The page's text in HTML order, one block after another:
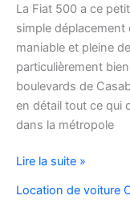
La Fiat 500 a ce
simple déplacement
maniable et pleine
particulièrement
boulevards de
en détail tout ce qui
dans la métropole
Voyager
Casablanca
Lire la suite »
Location de voiture